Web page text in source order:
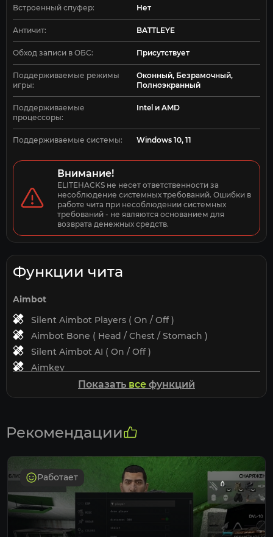
Встроенный спуфер: Нет
Античит: BATTLEYE
Обход записи в ОБС: Присутствует
Поддерживаемые режимы
игры:
Оконный, Безрамочный,
Полноэкранный
Поддерживаемые
процессоры:
Intel и AMD
Поддерживаемые системы: Windows 10, 11
Внимание!
ELITEHACKS не несет ответственности за
несоблюдение системных требований. Ошибки в
работе чита при несоблюдении системных
требований - не являются основанием для
возврата денежных средств.
Функции чита
Aimbot
Silent Aimbot Players ( On / Off )
Aimbot Bone ( Head / Chest / Stomach )
Silent Aimbot AI ( On / Off )
Aimkey
Distance
Player ESP ( On / Off )
Player Box
Player Name
Player Distance
Player Skeleton
Player Render Distance ( 10M - 1000M )
Показать все функций
Рекомендации
Работает